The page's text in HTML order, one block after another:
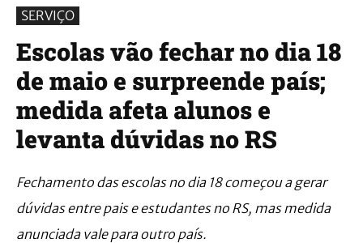
SERVIÇO
Escolas vão fechar no dia 18
de maio e surpreende país;
medida afeta alunos e
levanta dúvidas no RS
Fechamento das escolas no dia 18 começou a gerar
dúvidas entre pais e estudantes no RS, mas medida
anunciada vale para outro país.